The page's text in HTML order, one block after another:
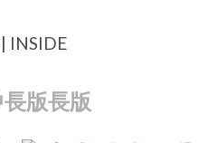
INSIDE
版長版